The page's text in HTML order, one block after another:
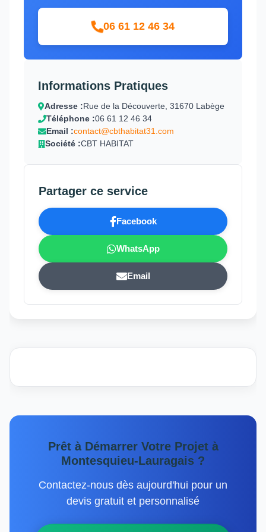
06 61 12 46 34
Informations Pratiques
Adresse :Rue de la Découverte, 31670 Labège
Téléphone :06 61 12 46 34
Email :contact@cbthabitat31.com
Société :CBT HABITAT
Partager ce service
Facebook
WhatsApp
Email
Prêt à Démarrer Votre Projet à
Montesquieu-Lauragais ?
Contactez-nous dès aujourd'hui pour un
devis gratuit et personnalisé